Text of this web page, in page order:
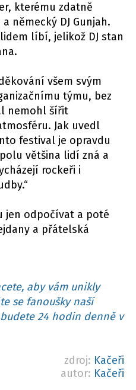
kterému zdatně
německý DJ Gunjah.
líbí, jelikož DJ stan
všem svým
týmu, bez
nemohl šířit
Jak uvedl
festival je opravdu
většina lidí zná a
rockeři i
jen odpočívat a poté
a přátelská
aby vám unikly
se fanoušky naší
24 hodin denně v
zdroj: Kačeři
autor: Kačeři